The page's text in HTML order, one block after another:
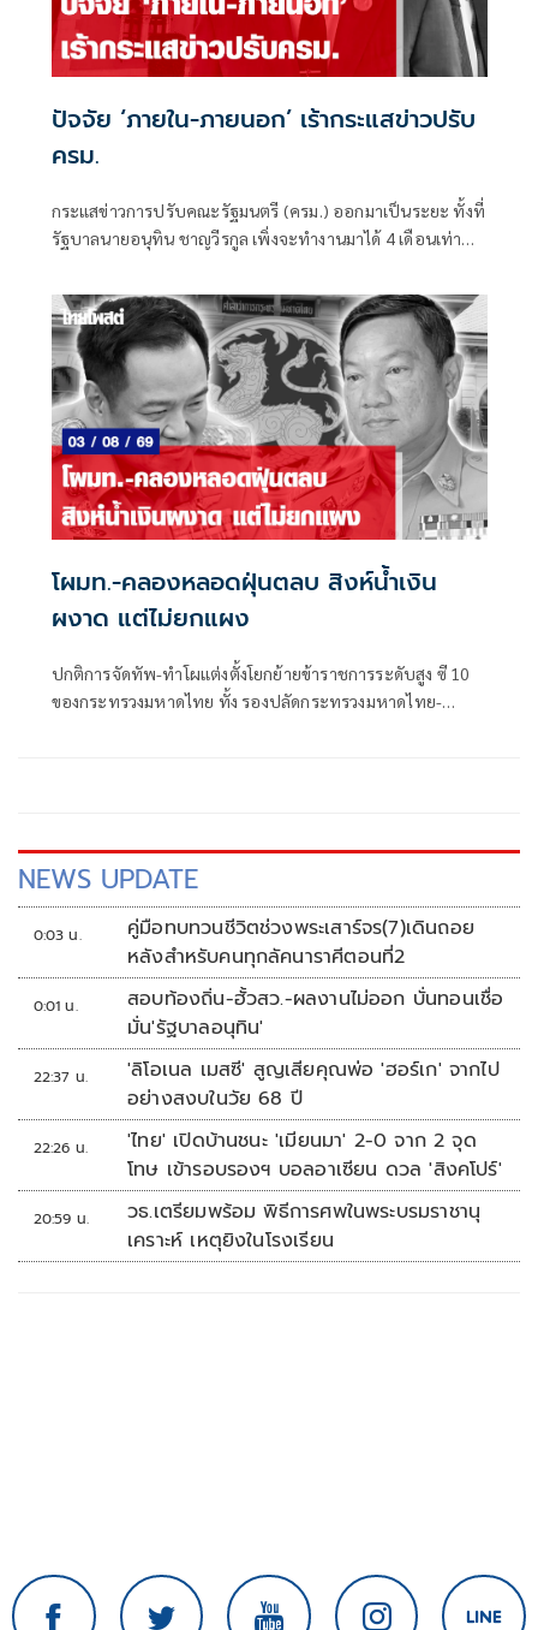
ปัจจัย ‘ภายใน-ภายนอก’ เร้ากระแสข่าวปรับ
ครม.
กระแสข่าวการปรับคณะรัฐมนตรี (ครม.) ออกมาเป็นระยะ ทั้งที่
รัฐบาลนายอนุทิน ชาญวีรกูล เพิ่งจะทำงานมาได้ 4 เดือนเท่านั้น
อย่างเร็วที่สุดจะปรับกันทุก 6 เดือน หรือครึ่งปี
โผมท.-คลองหลอดฝุ่นตลบ สิงห์น้ำเงิน
ผงาด แต่ไม่ยกแผง
ปกติการจัดทัพ-ทำโผแต่งตั้งโยกย้ายข้าราชการระดับสูง ซี 10
ของกระทรวงมหาดไทย ทั้ง รองปลัดกระทรวงมหาดไทย-
การเมืองตามไปด้วย
NEWS UPDATE
0:03 น.
คู่มือทบทวนชีวิตช่วงพระเสาร์จร(7)เดินถอย
หลังสำหรับคนทุกลัคนาราศีตอนที่2
0:01 น.
สอบท้องถิ่น-ฮั้วสว.-ผลงานไม่ออก บั่นทอนเชื่อ
มั่น'รัฐบาลอนุทิน'
22:37 น.
'ลิโอเนล เมสซี' สูญเสียคุณพ่อ 'ฮอร์เก' จากไป
อย่างสงบในวัย 68 ปี
22:26 น.
'ไทย' เปิดบ้านชนะ 'เมียนมา' 2-0 จาก 2 จุด
โทษ เข้ารอบรองฯ บอลอาเซียน ดวล 'สิงคโปร์'
20:59 น.
วธ.เตรียมพร้อม พิธีการศพในพระบรมราชานุ
เคราะห์ เหตุยิงในโรงเรียน